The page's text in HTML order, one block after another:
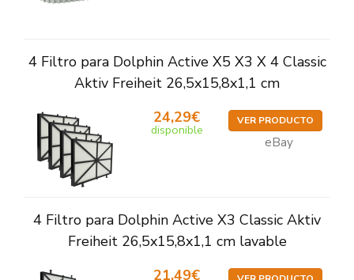
4 Filtro para Dolphin Active X5 X3 X 4 Classic
Aktiv Freiheit 26,5x15,8x1,1 cm
24,29€
disponible
VER PRODUCTO
eBay
4 Filtro para Dolphin Active X3 Classic Aktiv
Freiheit 26,5x15,8x1,1 cm lavable
21,49€